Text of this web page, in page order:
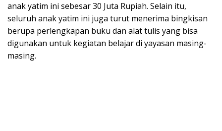
anak yatim ini sebesar 30 Juta Rupiah. Selain itu,
seluruh anak yatim ini juga turut menerima bingkisan
berupa perlengkapan buku dan alat tulis yang bisa
digunakan untuk kegiatan belajar di yayasan masing-
masing.